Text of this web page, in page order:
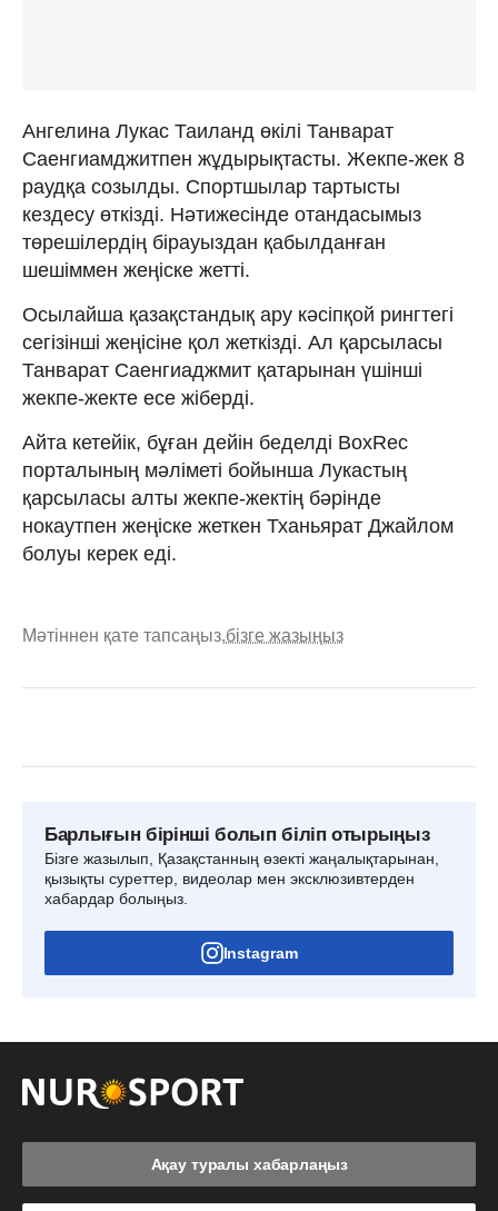
Ангелина Лукас Таиланд өкілі Танварат
Саенгиамджитпен жұдырықтасты. Жекпе-жек 8
раудқа созылды. Спортшылар тартысты
кездесу өткізді. Нәтижесінде отандасымыз
төрешілердің бірауыздан қабылданған
шешіммен жеңіске жетті.
Осылайша қазақстандық ару кәсіпқой рингтегі
сегізінші жеңісіне қол жеткізді. Ал қарсыласы
Танварат Саенгиаджмит қатарынан үшінші
жекпе-жекте есе жіберді.
Айта кетейік, бұған дейін беделді BoxRec
порталының мәліметі бойынша Лукастың
қарсыласы алты жекпе-жектің бәрінде
нокаутпен жеңіске жеткен Тханьярат Джайлом
болуы керек еді.
Мәтіннен қате тапсаңыз,бізге жазыңыз
Барлығын бірінші болып біліп отырыңыз
Бізге жазылып, Қазақстанның өзекті жаңалықтарынан,
қызықты суреттер, видеолар мен эксклюзивтерден
хабардар болыңыз.
Instagram
Ақау туралы хабарлаңыз